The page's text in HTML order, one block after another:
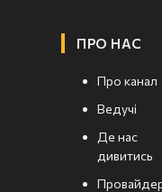
ПРО НАС
Про канал
Ведучі
Де нас
дивитись